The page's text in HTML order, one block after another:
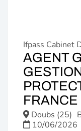
Ifpass Cabinet
AGENT
Doubs (25)
10/06/2026